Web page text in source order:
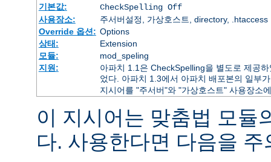
기본값:
CheckSpelling Off
사용장소:
주서버설정, 가상호스트, directory, .htaccess
Override 옵션: Options
상태:
Extension
모듈:
mod_speling
지원:
아파치 1.1은 CheckSpelling을 별도로 제공
었다. 아파치 1.3에서 아파치 배포본의 일부
지시어를 "주서버"와 "가상호스트" 사용장소
이 지시어는 맞춤법 모듈
다. 사용한다면 다음을 주